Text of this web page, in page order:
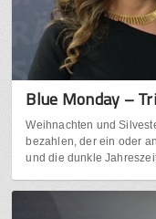
Blue Monday –
Weihnachten und
bezahlen, der ein oder
und die dunkle